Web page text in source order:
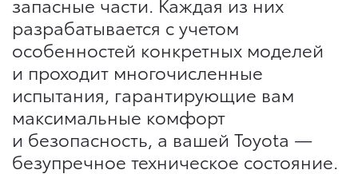
разрабатывается с учетом
особенностей конкретных моделей
и проходит многочисленные
испытания, гарантирующие вам
максимальные комфорт
и безопасность, а вашей Toyota —
безупречное техническое состояние.